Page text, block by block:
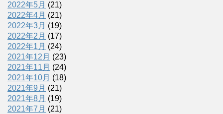
2022年5月 (21)
2022年4月 (21)
2022年3月 (19)
2022年2月 (17)
2022年1月 (24)
2021年12月 (23)
2021年11月 (24)
2021年10月 (18)
2021年9月 (21)
2021年8月 (19)
2021年7月 (21)